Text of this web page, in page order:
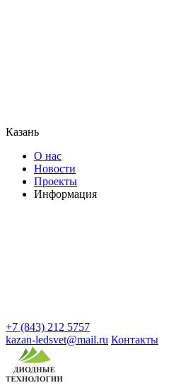
Казань
О нас
Новости
Проекты
Информация
+7 (843) 212 5757
kazan-ledsvet@mail.ru Контакты